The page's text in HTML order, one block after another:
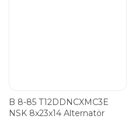
B 8-85 T12DDNCXMC3E
NSK 8x23x14 Alternatör